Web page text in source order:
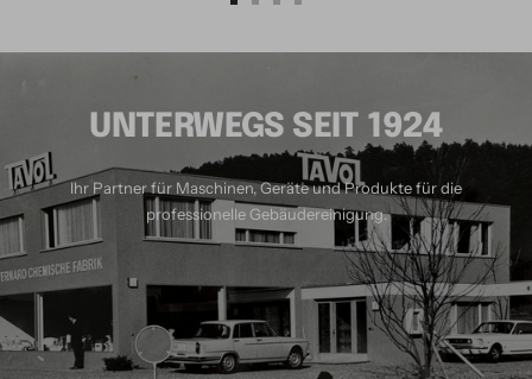
UNTERWEGS SEIT 1924
Ihr Partner für Maschinen, Geräte und Produkte für die
professionelle Gebäudereinigung.